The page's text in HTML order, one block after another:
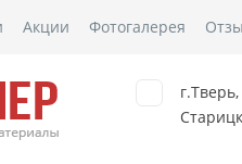
Акции Фотогалерея
г.Тверь,